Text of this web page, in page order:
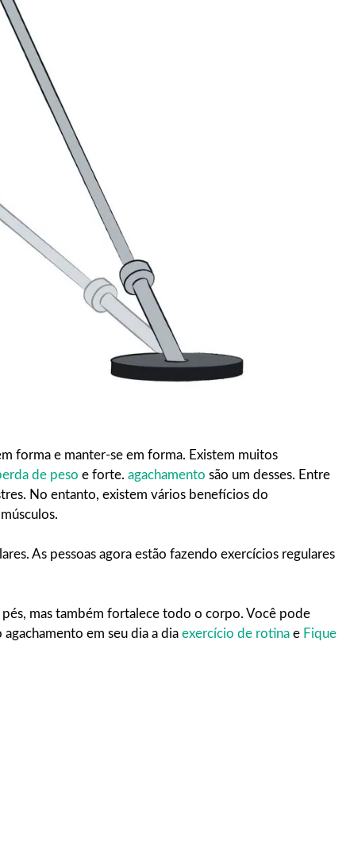
forma e manter-se em forma. Existem muitos
de peso e forte. agachamento são um desses. Entre
No entanto, existem vários benefícios do
As pessoas agora estão fazendo exercícios regulares
mas também fortalece todo o corpo. Você pode
em seu dia a dia exercício de rotina e Fique